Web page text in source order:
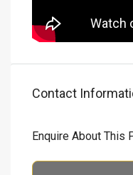
Contact
Enquire About This